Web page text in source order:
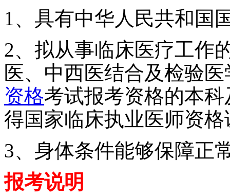
1、具有中华人民共和国
2、拟从事临床医疗工作
医、中西医结合及检验
资格考试报考资格的本
得国家临床执业医师资格
3、身体条件能够保障正
报考说明